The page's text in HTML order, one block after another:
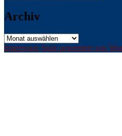
Archiv
Archiv
Impressum Stolz präsentiert von